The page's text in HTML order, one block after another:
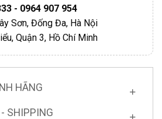
- 0964 907 954
Sơn, Đống Đa, Hà Nội
Quận 3, Hồ Chí Minh
HÃNG
SHIPPING